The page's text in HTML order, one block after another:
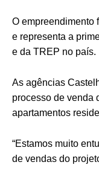
O empreendimento
e representa a
e da TREP no país.
As agências
processo de venda
apartamentos
“Estamos muito
de vendas do